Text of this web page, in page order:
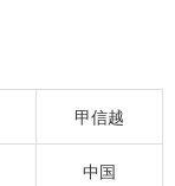
甲信越
中国